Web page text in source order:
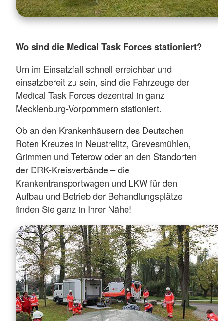
Wo sind die Medical Task Forces stationiert?
Um im Einsatzfall schnell erreichbar und
einsatzbereit zu sein, sind die Fahrzeuge der
Medical Task Forces dezentral in ganz
Mecklenburg-Vorpommern stationiert.
Ob an den Krankenhäusern des Deutschen
Roten Kreuzes in Neustrelitz, Grevesmühlen,
Grimmen und Teterow oder an den Standorten
der DRK-Kreisverbände – die
Krankentransportwagen und LKW für den
Aufbau und Betrieb der Behandlungsplätze
finden Sie ganz in Ihrer Nähe!